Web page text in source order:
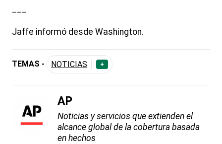
___
Jaffe informó desde Washington.
TEMAS - NOTICIAS +
AP
Noticias y servicios que extienden el
alcance global de la cobertura basada
en hechos